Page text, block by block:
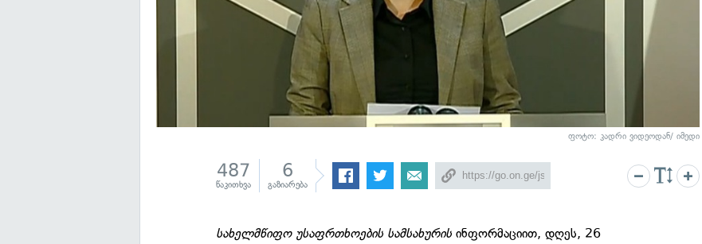
ფოტო: კადრი ვიდეოდან/ იმედი
487
წაკითხვა
6
გაზიარება
სახელმწიფო უსაფრთხოების სამსახურისინფორმაციით, დღეს, 26